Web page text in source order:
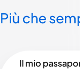
Più che
Il mio